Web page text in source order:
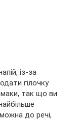
із-за
гілочку
так що ви
до речі,